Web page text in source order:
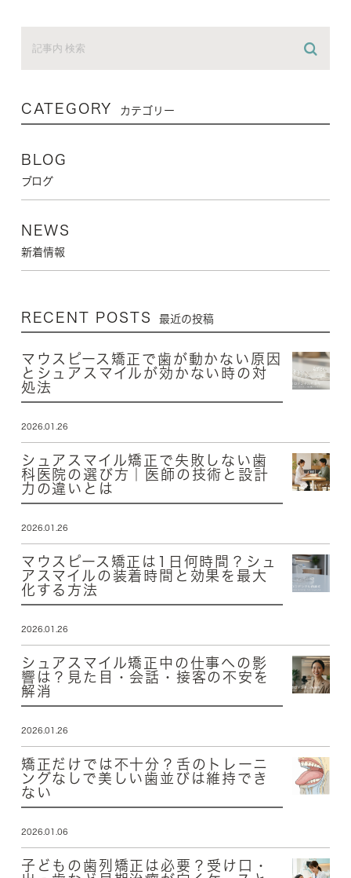
CATEGORY カテゴリー
BLOG
ブログ
NEWS
新着情報
RECENT POSTS 最近の投稿
マウスピース矯正で歯が動かない原因
とシュアスマイルが効かない時の対
処法
2026.01.26
シュアスマイル矯正で失敗しない歯
科医院の選び方｜医師の技術と設計
力の違いとは
2026.01.26
マウスピース矯正は1日何時間？シュ
アスマイルの装着時間と効果を最大
化する方法
2026.01.26
シュアスマイル矯正中の仕事への影
響は？見た目・会話・接客の不安を
解消
2026.01.26
矯正だけでは不十分？舌のトレーニ
ングなしで美しい歯並びは維持でき
ない
2026.01.06
子どもの歯列矯正は必要？受け口・